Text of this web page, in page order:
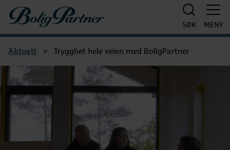
Boligpartner
SØK MENY
Aktuelt > Trygghet hele veien med BoligPartner